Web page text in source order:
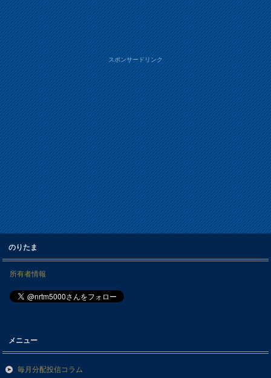
スポンサードリンク
のりたま
所有者情報
メニュー
毎月分配投信コラム